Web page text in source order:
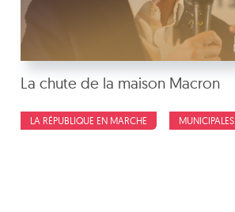
La chute de la maison Macron
LA RÉPUBLIQUE EN MARCHE MUNICIPALES